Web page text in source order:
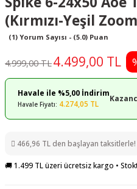
(Kırmızı-Yeşil
(1) Yorum Sayısı - (5.0) Puan
4.999,00 TL4.499,00 TL
Havale ile %5,00 İndirim
Havale Fiyatı: 4.274,05 TL
466,96 TL den başlayan taksitlerle!
🚚 1.499 TL üzeri ücretsiz kargo •